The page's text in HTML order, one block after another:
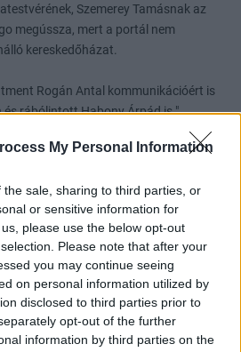
My Personal Information
sale, sharing to third parties, or
or sensitive information for
please use the below opt-out
Please note that after your
you may continue seeing
on personal information utilized by
disclosed to third parties prior to
opt-out of the further
information by third parties on the
Szemerey Tamásnak az
megússza, mert a portál nem
kereskedőházat.
Rogán Antal kommunikációért is
rábólintott Habony Árpád is."
Válasz erre
03. 18. 12:54
sok kicsi cégre bontja magát és ezek
Válasz erre
18. 10:36